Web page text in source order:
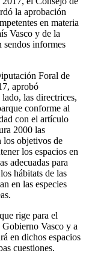
la aprobación
en materia
Vasco y de la
informes
Foral de
aprobó
las directrices,
conforme al
con el artículo
2000 las
los objetivos de
los espacios en
adecuadas para
hábitats de las
en las especies
rige para el
Vasco y a
en dichos espacios
cuestiones.